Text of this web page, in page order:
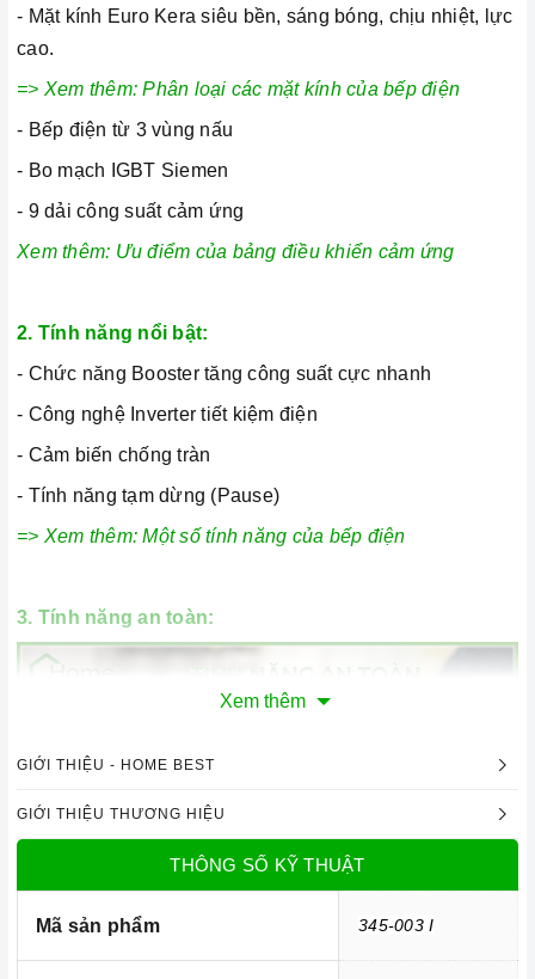
- Mặt kính Euro Kera siêu bền, sáng bóng, chịu nhiệt, lực
cao.
=> Xem thêm:Phân loại các mặt kính của bếp điện
- Bếp điện từ 3 vùng nấu
- Bo mạch IGBT Siemen
- 9 dải công suất cảm ứng
Xem thêm: Ưu điểm của bảng điều khiển cảm ứng
2. Tính năng nổi bật:
- Chức năng Booster tăng công suất cực nhanh
- Công nghệ Inverter tiết kiệm điện
- Cảm biến chống tràn
- Tính năng tạm dừng (Pause)
=> Xem thêm:Một số tính năng của bếp điện
3. Tính năng an toàn:
Xem thêm
GIỚI THIỆU - HOME BEST
GIỚI THIỆU THƯƠNG HIỆU
THÔNG SỐ KỸ THUẬT
Mã sản phẩm 345-003 I